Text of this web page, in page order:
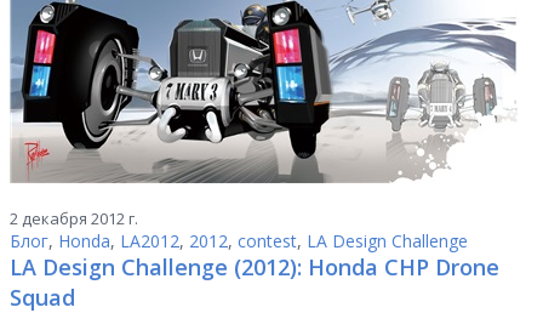
2 декабря 2012 г.
Блог, Honda, LA2012, 2012, contest, LA Design Challenge
LA Design Challenge (2012): Honda CHP Drone
Squad